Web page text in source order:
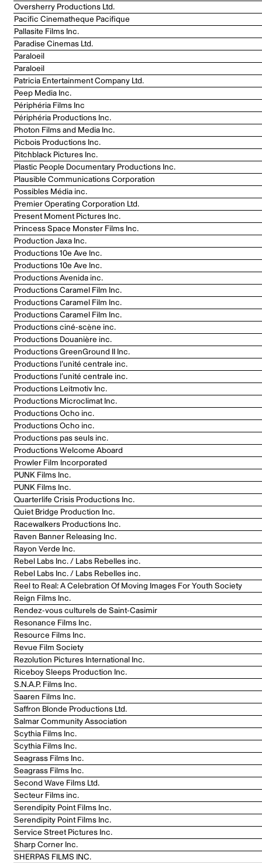
Oversherry Productions Ltd.
Pacific Cinematheque Pacifique
Pallasite Films Inc.
Paradise Cinemas Ltd.
Paraloeil
Paraloeil
Patricia Entertainment Company Ltd.
Peep Media Inc.
Périphéria Films Inc
Périphéria Productions Inc.
Photon Films and Media Inc.
Picbois Productions Inc.
Pitchblack Pictures Inc.
Plastic People Documentary Productions Inc.
Plausible Communications Corporation
Possibles Média inc.
Premier Operating Corporation Ltd.
Present Moment Pictures Inc.
Princess Space Monster Films Inc.
Production Jaxa Inc.
Productions 10e Ave Inc.
Productions 10e Ave Inc.
Productions Avenida inc.
Productions Caramel Film Inc.
Productions Caramel Film Inc.
Productions Caramel Film Inc.
Productions ciné-scène inc.
Productions Douanière inc.
Productions GreenGround II Inc.
Productions l’unité centrale inc.
Productions l’unité centrale inc.
Productions Leitmotiv Inc.
Productions Microclimat Inc.
Productions Ocho inc.
Productions Ocho inc.
Productions pas seuls inc.
Productions Welcome Aboard
Prowler Film Incorporated
PUNK Films Inc.
PUNK Films Inc.
Quarterlife Crisis Productions Inc.
Quiet Bridge Production Inc.
Racewalkers Productions Inc.
Raven Banner Releasing Inc.
Rayon Verde Inc.
Rebel Labs Inc. / Labs Rebelles inc.
Rebel Labs Inc. / Labs Rebelles inc.
Reel to Real: A Celebration Of Moving Images For Youth Society
Reign Films Inc.
Rendez-vous culturels de Saint-Casimir
Resonance Films Inc.
Resource Films Inc.
Revue Film Society
Rezolution Pictures International Inc.
Riceboy Sleeps Production Inc.
S.N.A.P. Films Inc.
Saaren Films Inc.
Saffron Blonde Productions Ltd.
Salmar Community Association
Scythia Films Inc.
Scythia Films Inc.
Seagrass Films Inc.
Seagrass Films Inc.
Second Wave Films Ltd.
Secteur Films inc.
Serendipity Point Films Inc.
Serendipity Point Films Inc.
Service Street Pictures Inc.
Sharp Corner Inc.
SHERPAS FILMS INC.